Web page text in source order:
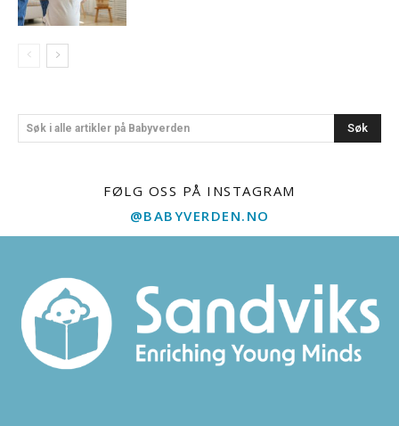
Søk i alle artikler på Babyverden Søk
FØLG OSS PÅ INSTAGRAM
@BABYVERDEN.NO